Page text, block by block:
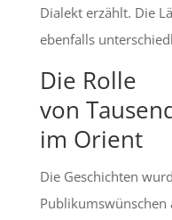
Dialekt erzählt. Die
ebenfalls
Die Rolle
von
im Orient
Die Geschichten
Publikumswünschen